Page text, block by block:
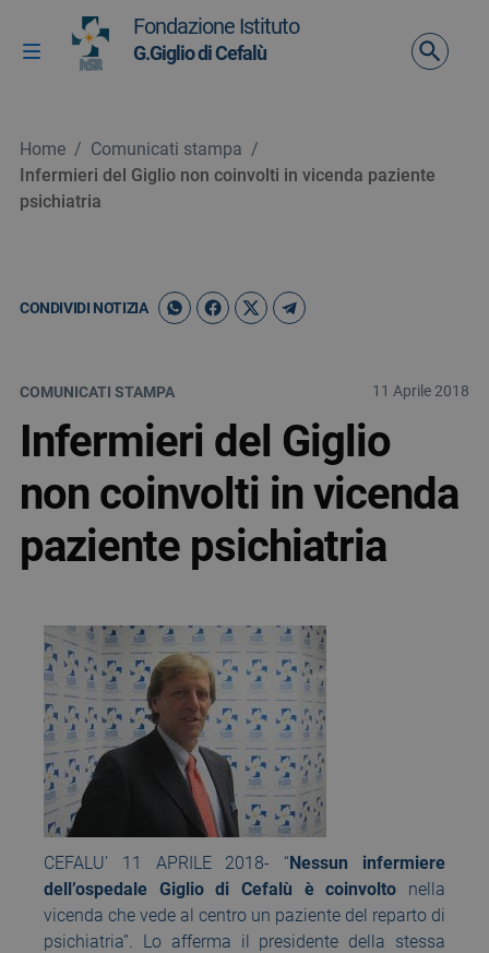
Vai ai contenuti
Vai al menu di navigazione
Vai al footer
Attiva / disattiva la navigazione
Fondazione Istituto
G.Giglio di Cefalù
Home / Comunicati stampa /
Infermieri del Giglio non coinvolti in vicenda paziente
psichiatria
CONDIVIDI NOTIZIA
COMUNICATI STAMPA 11 Aprile 2018
Infermieri del Giglio
non coinvolti in vicenda
paziente psichiatria
CEFALU’ 11 APRILE 2018- “Nessun infermiere
dell’ospedale Giglio di Cefalù è coinvolto nella
vicenda che vede al centro un paziente del reparto di
psichiatria”. Lo afferma il presidente della stessa